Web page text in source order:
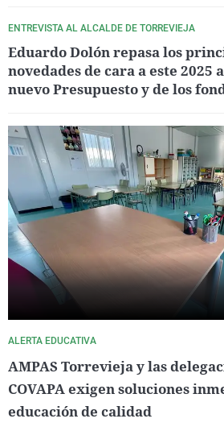
ENTREVISTA AL ALCALDE DE TORREVIEJA
Eduardo Dolón repasa los
novedades de cara a este 2025
nuevo Presupuesto y de los
ALERTA EDUCATIVA
AMPAS Torrevieja y las
COVAPA exigen soluciones
educación de calidad